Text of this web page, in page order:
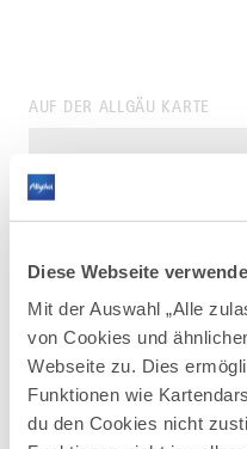
Diese Webseite
Mit der Auswahl „Alle
von Cookies und
Webseite zu. Dies
Funktionen wie
du den Cookies nicht
AUF DER ALLGÄU KARTE